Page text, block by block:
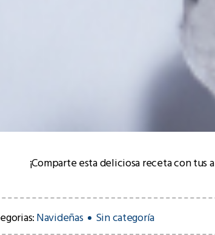
¡Comparte esta deliciosa receta con tus
Navideñas Sin categoría